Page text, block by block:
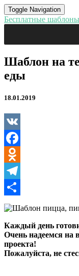
Toggle Navigation
Бесплатные шаблоны
Шаблон
на
тематику
и
еды
Шаблон на
еды
18.01.2019
VK
Facebook
Odnoklassniki
Telegram
Отправить
Каждый день
Очень надеемся на
проекта!
Пожалуйста, не